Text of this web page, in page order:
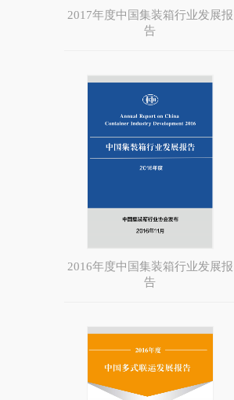
2017年度中国集装箱行业发展报
告
2016年度中国集装箱行业发展报
告